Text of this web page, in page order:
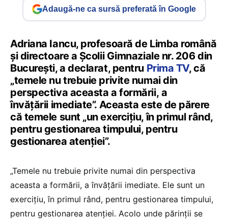
Adaugă-ne ca sursă preferată în Google
Adriana Iancu, profesoară de Limba română
și directoare a Școlii Gimnaziale nr. 206 din
București, a declarat, pentru Prima TV, că
„temele nu trebuie privite numai din
perspectiva aceasta a formării, a
învățării imediate”. Aceasta este de părere
că temele sunt „un exercițiu, în primul rând,
pentru gestionarea timpului, pentru
gestionarea atenției”.
„Temele nu trebuie privite numai din perspectiva
aceasta a formării, a învățării imediate. Ele sunt un
exercițiu, în primul rând, pentru gestionarea timpului,
pentru gestionarea atenției. Acolo unde părinții se